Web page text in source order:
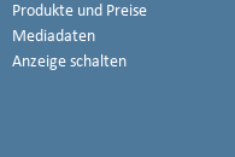
Produkte und Preise
Mediadaten
Anzeige schalten